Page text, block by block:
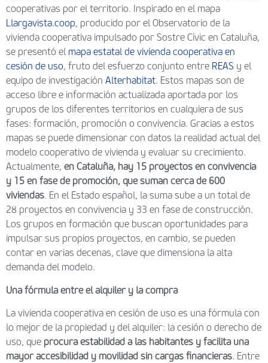
cooperativas por el territorio. Inspirado en el mapa
Llargavista.coop, producido por el Observatorio de la
vivienda cooperativa impulsado por Sostre Cívic en Cataluña,
se presentó el mapa estatal de vivienda cooperativa en
cesión de uso, fruto del esfuerzo conjunto entre REAS y el
equipo de investigación Alterhabitat. Estos mapas son de
acceso libre e información actualizada aportada por los
grupos de los diferentes territorios en cualquiera de sus
fases: formación, promoción o convivencia. Gracias a estos
mapas se puede dimensionar con datos la realidad actual del
modelo cooperativo de vivienda y evaluar su crecimiento.
Actualmente, en Cataluña, hay 15 proyectos en convivencia
y 15 en fase de promoción, que suman cerca de 600
viviendas. En el Estado español, la suma sube a un total de
28 proyectos en convivencia y 33 en fase de construcción.
Los grupos en formación que buscan oportunidades para
impulsar sus propios proyectos, en cambio, se pueden
contar en varias decenas, clave que dimensiona la alta
demanda del modelo.
Una fórmula entre el alquiler y la compra
La vivienda cooperativa en cesión de uso es una fórmula con
lo mejor de la propiedad y del alquiler: la cesión o derecho de
uso, que procura estabilidad a las habitantes y facilita una
mayor accesibilidad y movilidad sin cargas financieras. Entre